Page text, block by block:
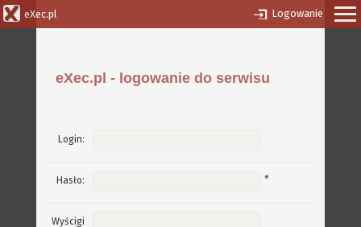
eXec.pl Logowanie
eXec.pl - logowanie do serwisu
Login:
Hasło: *
Wyścigi